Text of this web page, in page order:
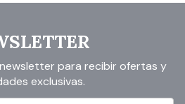
para recibir ofertas y
exclusivas.